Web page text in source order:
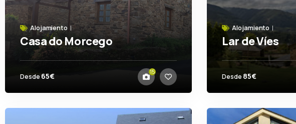
Alojamiento
Casa do Morcego
Valdoviño
Desde 65€ 15
Alojamiento
Lar de Víes
La Pontenova
Desde 85€